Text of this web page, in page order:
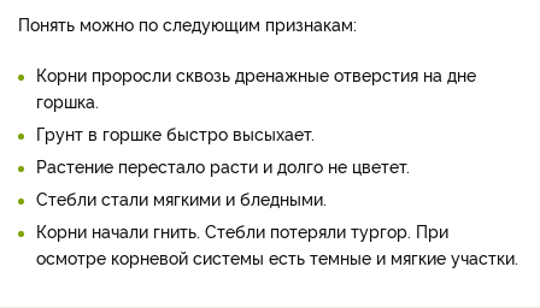
Понять можно по следующим признакам:
Корни проросли сквозь дренажные отверстия на дне
горшка.
Грунт в горшке быстро высыхает.
Растение перестало расти и долго не цветет.
Стебли стали мягкими и бледными.
Корни начали гнить. Стебли потеряли тургор. При
осмотре корневой системы есть темные и мягкие участки.